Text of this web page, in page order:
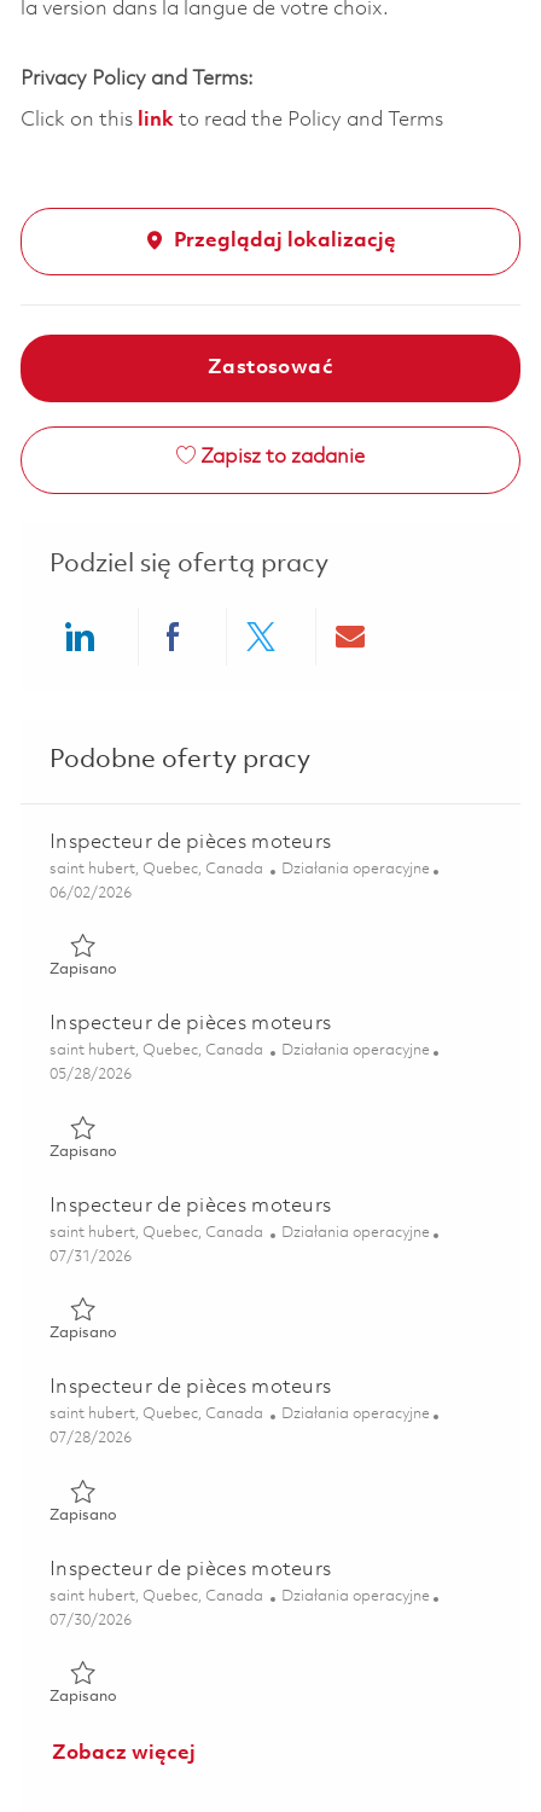
la version dans la langue de votre choix.
Privacy Policy and Terms:
Click on this linkto read the Policy and Terms
Przeglądaj lokalizację
Zastosować
Zapisz to zadanie
Podziel się ofertą pracy
Podobne oferty pracy
Inspecteur de pièces moteurs
Lokalizacja
saint hubert, Quebec, Canada Kategoria
Działania operacyjne
Posted Date
06/02/2026
ZapisanoZapisano Inspecteur de pièces moteurs 01850086
Inspecteur de pièces moteurs
Lokalizacja
saint hubert, Quebec, Canada Kategoria
Działania operacyjne
Posted Date
05/28/2026
ZapisanoZapisano Inspecteur de pièces moteurs 01842140
Inspecteur de pièces moteurs
Lokalizacja
saint hubert, Quebec, Canada Kategoria
Działania operacyjne
Posted Date
07/31/2026
ZapisanoZapisano Inspecteur de pièces moteurs 01863389
Inspecteur de pièces moteurs
Lokalizacja
saint hubert, Quebec, Canada Kategoria
Działania operacyjne
Posted Date
07/28/2026
ZapisanoZapisano Inspecteur de pièces moteurs 01859353
Inspecteur de pièces moteurs
Lokalizacja
saint hubert, Quebec, Canada Kategoria
Działania operacyjne
Posted Date
07/30/2026
ZapisanoZapisano Inspecteur de pièces moteurs 01828310
Zobacz więcej